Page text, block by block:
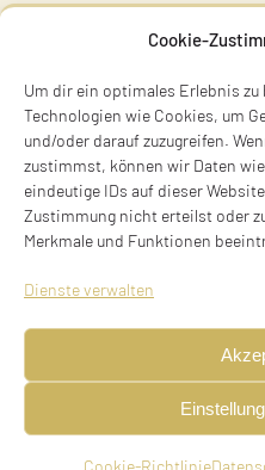
Cookie-
Um dir ein optimales Erlebnis
Technologien wie Cookies, um
und/oder darauf zuzugreifen.
zustimmst, können wir Daten
eindeutige IDs auf dieser
Zustimmung nicht erteilst oder
Merkmale und Funktionen
Dienste verwalten
Cookie-Richtlinie
unterstützen?
Unterstütz uns!
Terry Swartzberg
Tel. +49 89 411 54 771
Mobil +49 170 473 3572